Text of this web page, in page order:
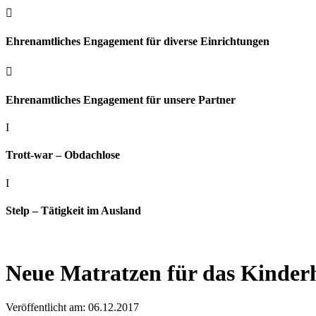

Ehrenamtliches Engagement für diverse Einrichtungen

Ehrenamtliches Engagement für unsere Partner
I
Trott-war – Obdachlose
I
Stelp – Tätigkeit im Ausland
Neue Matratzen für das
Veröffentlicht am: 06.12.2017